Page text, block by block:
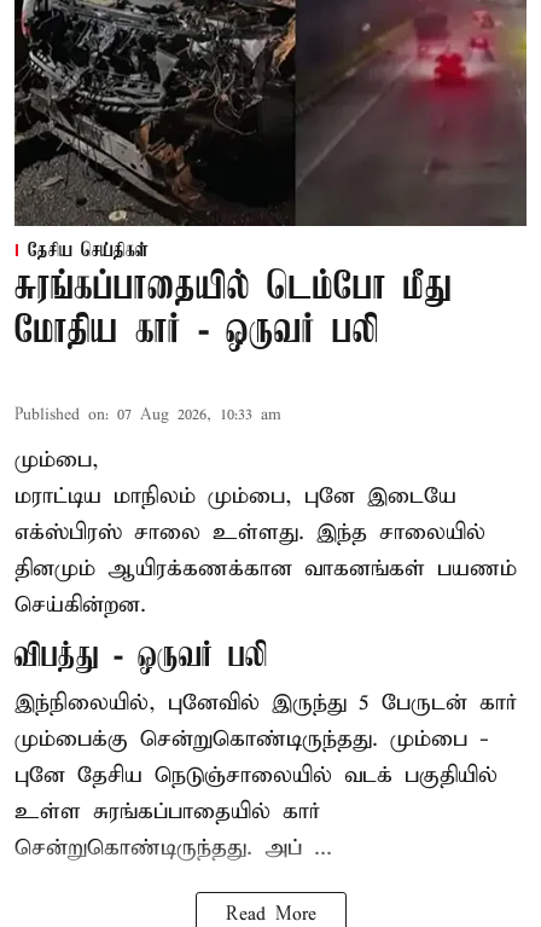
தேசிய செய்திகள்
சுரங்கப்பாதையில் டெம்போ மீது
மோதிய கார் - ஒருவர் பலி
Published on: 07 Aug 2026, 10:33 am
மும்பை,
மராட்டிய மாநிலம் மும்பை, புனே இடையே
எக்ஸ்பிரஸ் சாலை உள்ளது. இந்த சாலையில்
தினமும் ஆயிரக்கணக்கான வாகனங்கள் பயணம்
செய்கின்றன.
விபத்து - ஒருவர் பலி
இந்நிலையில், புனேவில் இருந்து 5 பேருடன் கார்
மும்பைக்கு சென்றுகொண்டிருந்தது. மும்பை -
புனே தேசிய நெடுஞ்சாலையில் வடக் பகுதியில்
உள்ள சுரங்கப்பாதையில் கார்
சென்றுகொண்டிருந்தது. அப் ...
Read More